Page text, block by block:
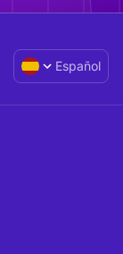
Español